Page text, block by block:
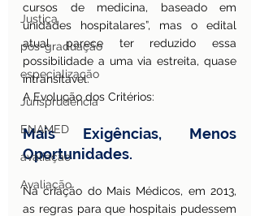
Justiça
pos-graduação
especialização
Jurisprudência
ENAMED
avaliação
Avaliação
cursos de medicina, baseado em
unidades hospitalares”, mas o edital
atual parece ter reduzido essa
possibilidade a uma via estreita, quase
intransitável.
A Evolução dos Critérios:
Mais Exigências, Menos
Oportunidades.
Na criação do Mais Médicos, em 2013,
as regras para que hospitais pudessem